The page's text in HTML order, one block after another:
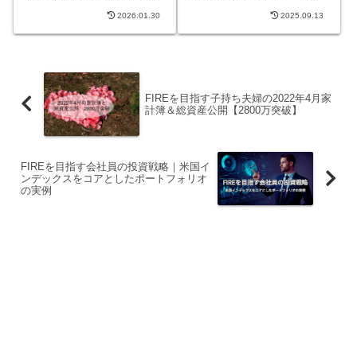
すシミュレーション
2026.01.30
ョン結果（生活費5年、
2025.09.13
FIREを目指す子持ち夫婦の2022年4月家
計簿＆総資産公開【2800万突破】
FIREを目指す会社員の投資戦略｜米国イ
ンデックスをコアとしたポートフォリオ
の実例